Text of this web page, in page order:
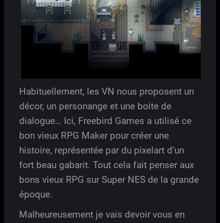
Habituellement, les VN nous proposent un
décor, un personange et une boite de
dialogue… Ici, Freebird Games a utilisé ce
bon vieux RPG Maker pour créer une
histoire, représentée par du pixelart d’un
fort beau gabarit. Tout cela fait penser aux
bons vieux RPG sur Super NES de la grande
époque.
Malheureusement je vais devoir vous en